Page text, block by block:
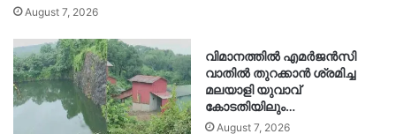
August 7, 2026
വിമാനത്തിൽ എമർജൻസി
വാതിൽ തുറക്കാൻ ശ്രമിച്ച
മലയാളി യുവാവ്
കോടതിയിലും…
August 7, 2026